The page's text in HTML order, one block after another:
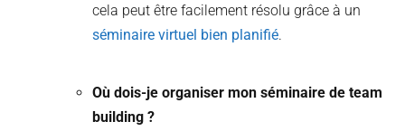
cela peut être facilement résolu grâce à un
séminaire virtuel bien planifié.
Où dois-je organiser mon séminaire de team
building ?